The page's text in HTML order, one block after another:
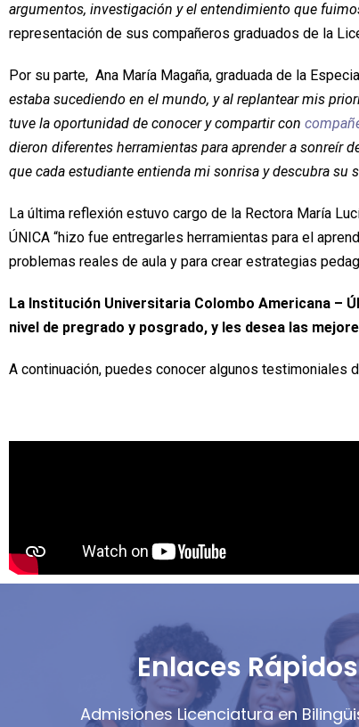
argumentos, investigación y el entendimiento que
representación de sus compañeros graduados de la
Por su parte, Ana María Magaña, graduada de la
estaba sucediendo en el mundo, y al replantear mis
tuve la oportunidad de conocer y compartir con
dieron diferentes herramientas para aprender a sonreír
que cada estudiante entienda mi sonrisa y descubra su
La última reflexión estuvo cargo de la Rectora María
ÚNICA “hizo fue entregarles herramientas para el
problemas reales de aula y para crear estrategias
La Institución Universitaria Colombo Americana –
nivel de pregrado y posgrado, y les desea las
A continuación, puedes conocer algunos testimoniales
Enlaces Rápidos
Admisiones Licenciatura en